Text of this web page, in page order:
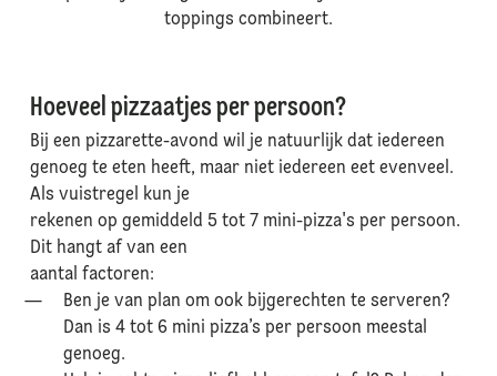
toppings combineert.
Hoeveel pizzaatjes per persoon?
Bij een pizzarette-avond wil je natuurlijk dat iedereen
genoeg te eten heeft, maar niet iedereen eet evenveel.
Als vuistregel kun je
rekenen op gemiddeld 5 tot 7 mini-pizza's per persoon.
Dit hangt af van een
aantal factoren:
Ben je van plan om ook bijgerechten te serveren?
Dan is 4 tot 6 mini pizza’s per persoon meestal
genoeg.